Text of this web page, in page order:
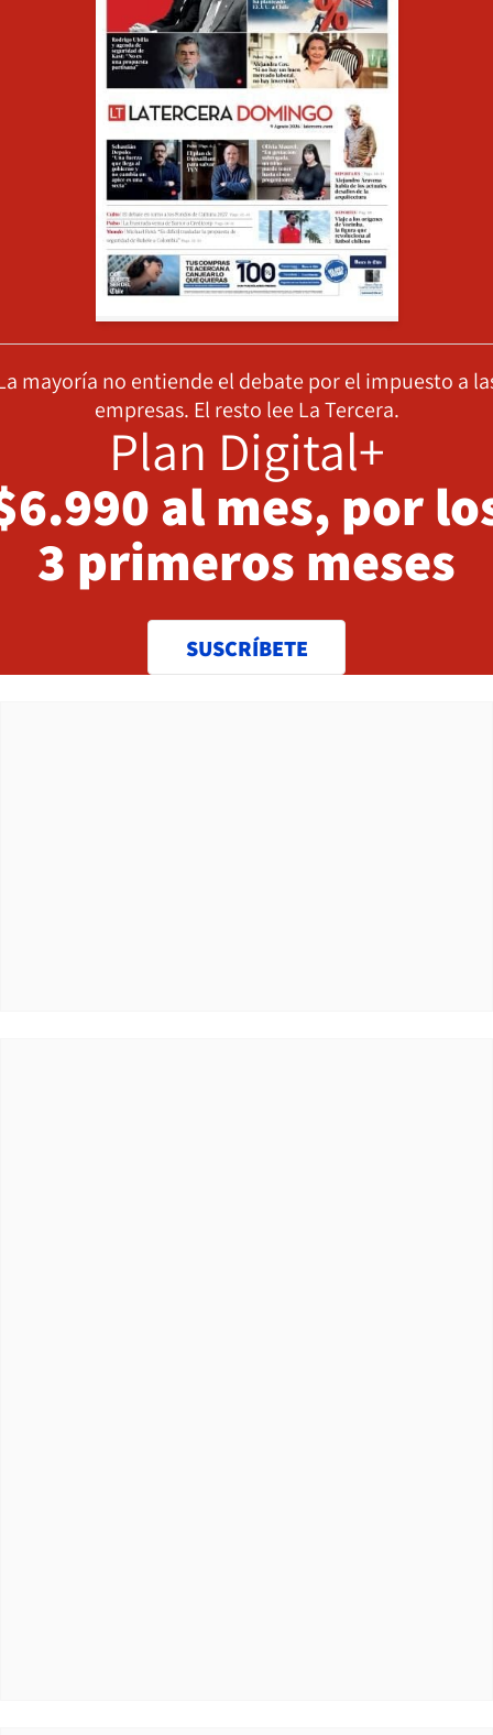
mayoría no entiende el debate por el impuesto a
empresas. El resto lee La Tercera.
Plan Digital+
al mes, por
3 primeros meses
SUSCRÍBETE